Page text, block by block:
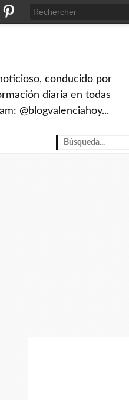
conducido por
diaria en todas
@blogvalenciahoy...